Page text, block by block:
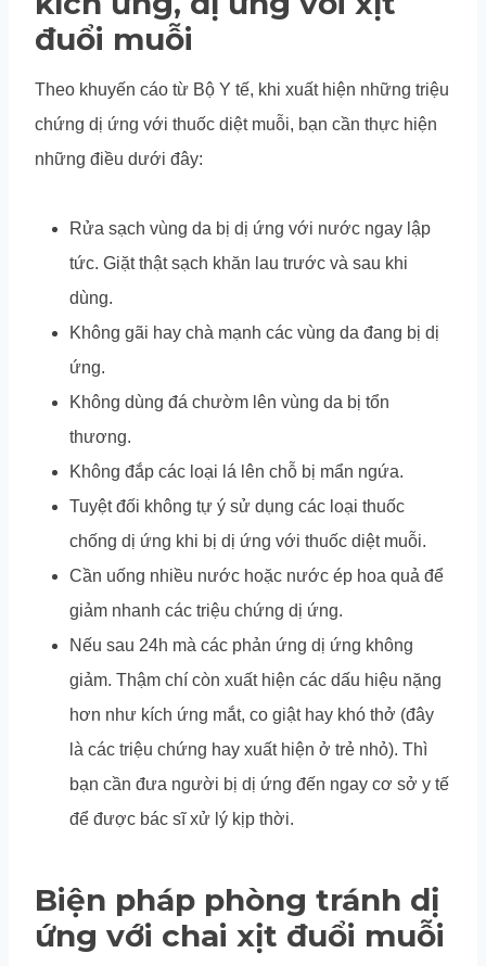
đuổi muỗi
Theo khuyến cáo từ Bộ Y tế, khi xuất hiện những triệu
chứng dị ứng với thuốc diệt muỗi, bạn cần thực hiện
những điều dưới đây:
Rửa sạch vùng da bị dị ứng với nước ngay lập
tức. Giặt thật sạch khăn lau trước và sau khi
dùng.
Không gãi hay chà mạnh các vùng da đang bị dị
ứng.
Không dùng đá chườm lên vùng da bị tổn
thương.
Không đắp các loại lá lên chỗ bị mẩn ngứa.
Tuyệt đối không tự ý sử dụng các loại thuốc
chống dị ứng khi bị dị ứng với thuốc diệt muỗi.
Cần uống nhiều nước hoặc nước ép hoa quả để
giảm nhanh các triệu chứng dị ứng.
Nếu sau 24h mà các phản ứng dị ứng không
giảm. Thậm chí còn xuất hiện các dấu hiệu nặng
hơn như kích ứng mắt, co giật hay khó thở (đây
là các triệu chứng hay xuất hiện ở trẻ nhỏ). Thì
bạn cần đưa người bị dị ứng đến ngay cơ sở y tế
để được bác sĩ xử lý kịp thời.
Biện pháp phòng tránh dị
ứng với chai xịt đuổi muỗi